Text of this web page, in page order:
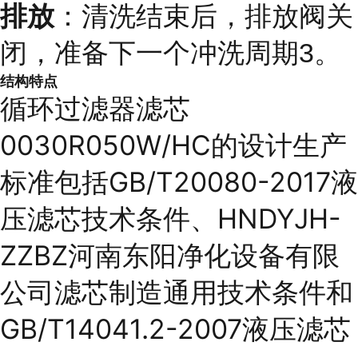
排放 ：清洗结束后，排放阀关
闭，准备下一个冲洗周期3。
结构特点
循环过滤器滤芯
0030R050W/HC的设计生产
标准包括GB/T20080-2017液
压滤芯技术条件、HNDYJH-
ZZBZ河南东阳净化设备有限
公司滤芯制造通用技术条件和
GB/T14041.2-2007液压滤芯